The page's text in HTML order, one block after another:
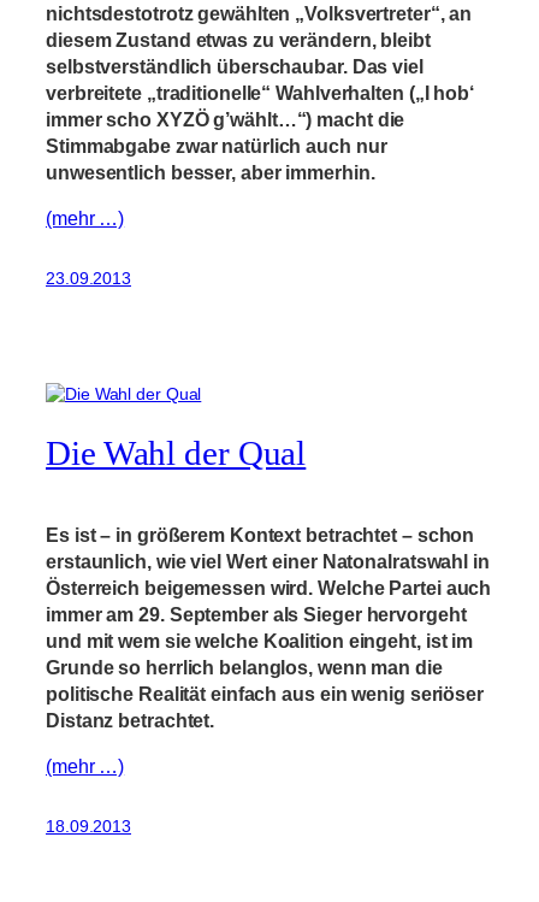
nichtsdestotrotz gewählten „Volksvertreter“, an
diesem Zustand etwas zu verändern, bleibt
selbstverständlich überschaubar. Das viel
verbreitete „traditionelle“ Wahlverhalten („I hob‘
immer scho XYZÖ g’wählt…“) macht die
Stimmabgabe zwar natürlich auch nur
unwesentlich besser, aber immerhin.
(mehr …)
23.09.2013
Die Wahl der Qual
Es ist – in größerem Kontext betrachtet – schon
erstaunlich, wie viel Wert einer Natonalratswahl in
Österreich beigemessen wird. Welche Partei auch
immer am 29. September als Sieger hervorgeht
und mit wem sie welche Koalition eingeht, ist im
Grunde so herrlich belanglos, wenn man die
politische Realität einfach aus ein wenig seriöser
Distanz betrachtet.
(mehr …)
18.09.2013